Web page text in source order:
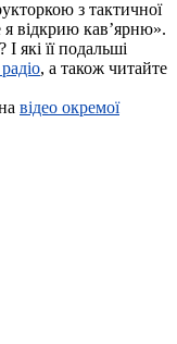
з тактичної
я відкрию кав’ярню».
які її подальші
, а також читайте
відео окремої